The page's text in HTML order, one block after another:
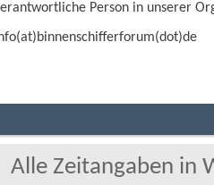
Person in unserer
Alle Zeitangaben in